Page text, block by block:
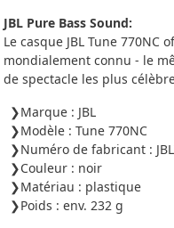
JBL Pure Bass Sound:
Le casque JBL Tune 770NC
mondialement connu - le
de spectacle les plus
Marque : JBL
Modèle : Tune 770NC
Numéro de fabricant :
Couleur : noir
Matériau : plastique
Poids : env. 232 g